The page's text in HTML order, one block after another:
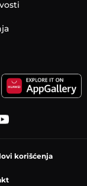
korišćenja